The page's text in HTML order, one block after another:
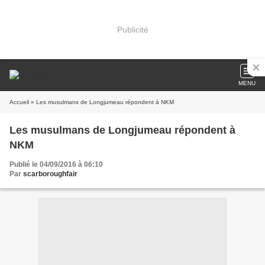
Publicité
MENU
Accueil » Les musulmans de Longjumeau répondent à NKM
Les musulmans de Longjumeau répondent à
NKM
Publié le 04/09/2016 à 06:10
Par scarboroughfair